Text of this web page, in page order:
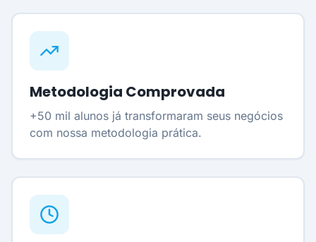
Metodologia Comprovada
+50 mil alunos já transformaram seus negócios
com nossa metodologia prática.